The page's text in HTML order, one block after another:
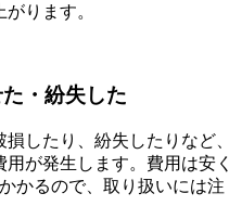
ります。
・紛失した
したり、紛失したりなど、
が発生します。費用は安く
かるので、取り扱いには注